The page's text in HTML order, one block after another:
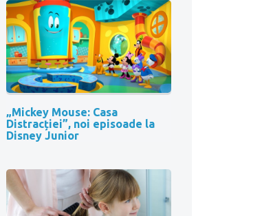
„Mickey Mouse: Casa
Distracției”, noi episoade la
Disney Junior